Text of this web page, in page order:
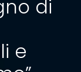
di
e